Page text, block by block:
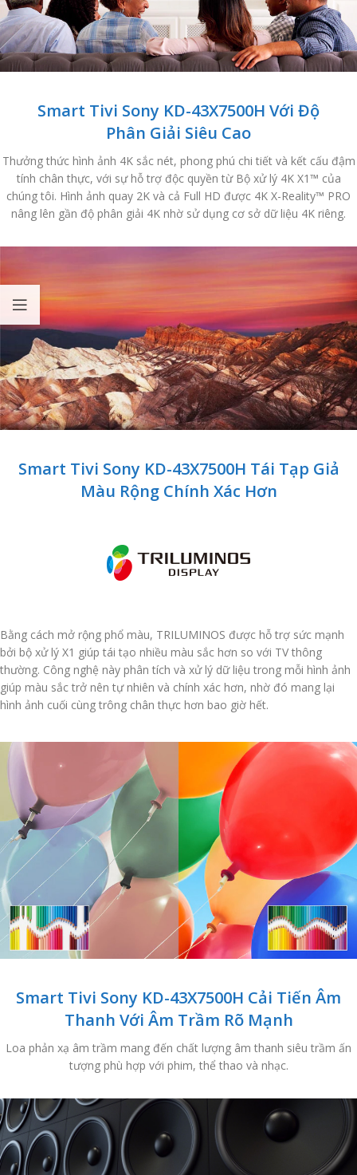
Smart Tivi Sony KD-43X7500H Với Độ
Phân Giải Siêu Cao
Thưởng thức hình ảnh 4K sắc nét, phong phú chi tiết và kết cấu đậm
tính chân thực, với sự hỗ trợ độc quyền từ Bộ xử lý 4K X1™ của
chúng tôi. Hình ảnh quay 2K và cả Full HD được 4K X-Reality™ PRO
nâng lên gần độ phân giải 4K nhờ sử dụng cơ sở dữ liệu 4K riêng.
Smart Tivi Sony KD-43X7500H Tái Tạp Giả
Màu Rộng Chính Xác Hơn
Bằng cách mở rộng phổ màu, TRILUMINOS được hỗ trợ sức mạnh
bởi bộ xử lý X1 giúp tái tạo nhiều màu sắc hơn so với TV thông
thường. Công nghệ này phân tích và xử lý dữ liệu trong mỗi hình ảnh
giúp màu sắc trở nên tự nhiên và chính xác hơn, nhờ đó mang lại
hình ảnh cuối cùng trông chân thực hơn bao giờ hết.
Smart Tivi Sony KD-43X7500H Cải Tiến Âm
Thanh Với Âm Trầm Rõ Mạnh
Loa phản xạ âm trầm mang đến chất lượng âm thanh siêu trầm ấn
tượng phù hợp với phim, thể thao và nhạc.